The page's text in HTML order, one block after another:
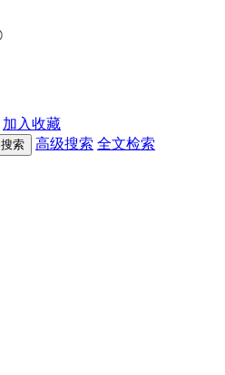
加入收藏
高级搜索 全文检索